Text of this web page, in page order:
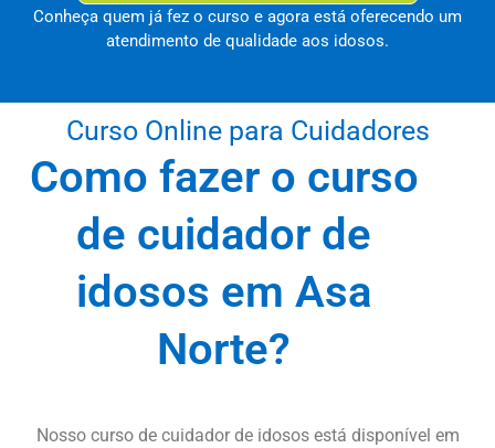
Conheça quem já fez o curso e agora está oferecendo um
atendimento de qualidade aos idosos.
Curso Online para Cuidadores
Como fazer o curso
de cuidador de
idosos em Asa
Norte?
Nosso curso de cuidador de idosos está disponível em